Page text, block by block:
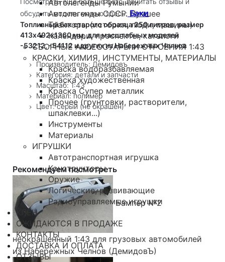
Автолегенды Румынии
Автолегенды СССР. Лучшее
Тракторы (история, люди, машины)
Календари, проспекты, каталоги
СБОРНЫЕ АКСЕССУАРЫ И СТРОЕНИЯ 1:43
КРАСКИ, ХИМИЯ, ИНСТУМЕНТЫ, МАТЕРИАЛЫ
Краска водоразбавляемая
Краска художественная
Краска Супер металлик
Прочее (грунтовки, растворители,
шпаклевки...)
Инструменты
Материалы
ИГРУШКИ
Автотранспортная игрушка
Конструкторы
Оружие
Логические, развивающие
Радиоуправляемые игрушки
КЛЕН
ОЖИДАЮТСЯ В ПРОДАЖЕ
КОНТАКТЫ
ДОСТАВКА И ОПЛАТА
ОТЗЫВЫ
обсудить модель можно здесь: Баки
Топливный бак старого образца 250 литров, размер
413х492х1360 мм, для масштабных моделей
-53212, -54112 и других из Набережных Челнов
Производитель: Демидовъ
Категория: детали и запчасти
Масштаб: 1:43
Материал: полимер
Цвет: серый (не окрашен)
Рекомендуем посмотреть
Бампер №2
неокрашенный 1:43 для грузовых автомобилей
из Набережных Челнов (ДемидовЪ)